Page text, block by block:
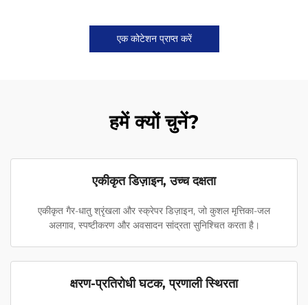
एक कोटेशन प्राप्त करें
हमें क्यों चुनें?
एकीकृत डिज़ाइन, उच्च दक्षता
एकीकृत गैर-धातु श्रृंखला और स्क्रेपर डिज़ाइन, जो कुशल मृत्तिका-जल
अलगाव, स्पष्टीकरण और अवसादन सांद्रता सुनिश्चित करता है।
क्षरण-प्रतिरोधी घटक, प्रणाली स्थिरता